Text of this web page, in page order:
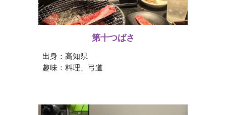
第十つばさ
出身：高知県
趣味：料理、弓道